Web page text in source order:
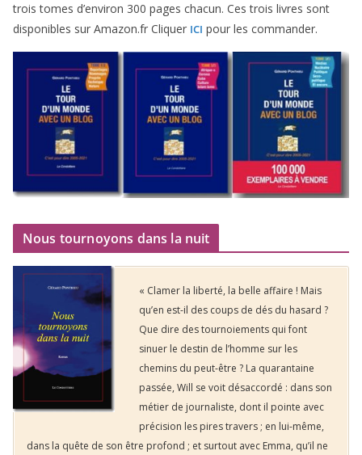
trois tomes d’environ 300 pages cha­cun. Ces trois livres sont
dis­po­nibles sur Amazon​.fr Cliquer ICI pour les commander.
Nous tournoyons dans la nuit
« Clamer la liberté, la belle affaire ! Mais
qu’en est-il des coups de dés du hasard ?
Que dire des tournoiements qui font
sinuer le destin de l’homme sur les
chemins du peut-être ? La quarantaine
passée, Will se voit désaccordé : dans son
métier de journaliste, dont il pointe avec
précision les pires travers ; en lui-même,
dans la quête de son être profond ; et surtout avec Emma, qu’il ne